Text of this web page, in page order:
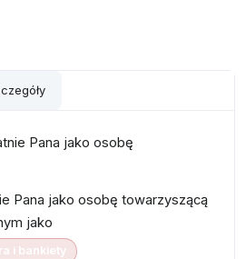
Pana jako osobę
Pana jako osobę towarzyszącą
jako
i bankiety